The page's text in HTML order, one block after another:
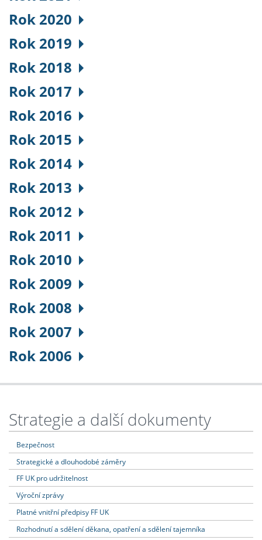
Rok 2020
Rok 2019
Rok 2018
Rok 2017
Rok 2016
Rok 2015
Rok 2014
Rok 2013
Rok 2012
Rok 2011
Rok 2010
Rok 2009
Rok 2008
Rok 2007
Rok 2006
Strategie a další dokumenty
Bezpečnost
Strategické a dlouhodobé záměry
FF UK pro udržitelnost
Výroční zprávy
Platné vnitřní předpisy FF UK
Rozhodnutí a sdělení děkana, opatření a sdělení tajemníka